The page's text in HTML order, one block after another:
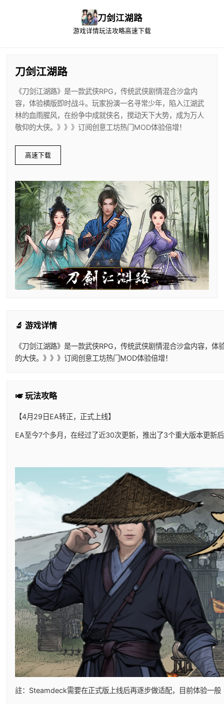
刀剑江湖路
游戏详情玩法攻略高速下载
刀剑江湖路
《刀剑江湖路》是一款武侠RPG，传统武侠剧情混合沙盒内
容，体验横版即时战斗。玩家扮演一名寻常少年，陷入江湖武
林的血雨腥风，在纷争中成就侠名，搅动天下大势，成为万人
敬仰的大侠。》》》订阅创意工坊热门MOD体验倍增！
高速下载
🔬 游戏详情
《刀剑江湖路》是一款武侠RPG，传统武侠剧情混合沙盒内容，
的大侠。》》》订阅创意工坊热门MOD体验倍增！
🎺 玩法攻略
【4月29日EA转正，正式上线】
EA至今7个多月，在经过了近30次更新，推出了3个重大版本更新
註：Steamdeck需要在正式版上线后再逐步做适配，目前体验一般